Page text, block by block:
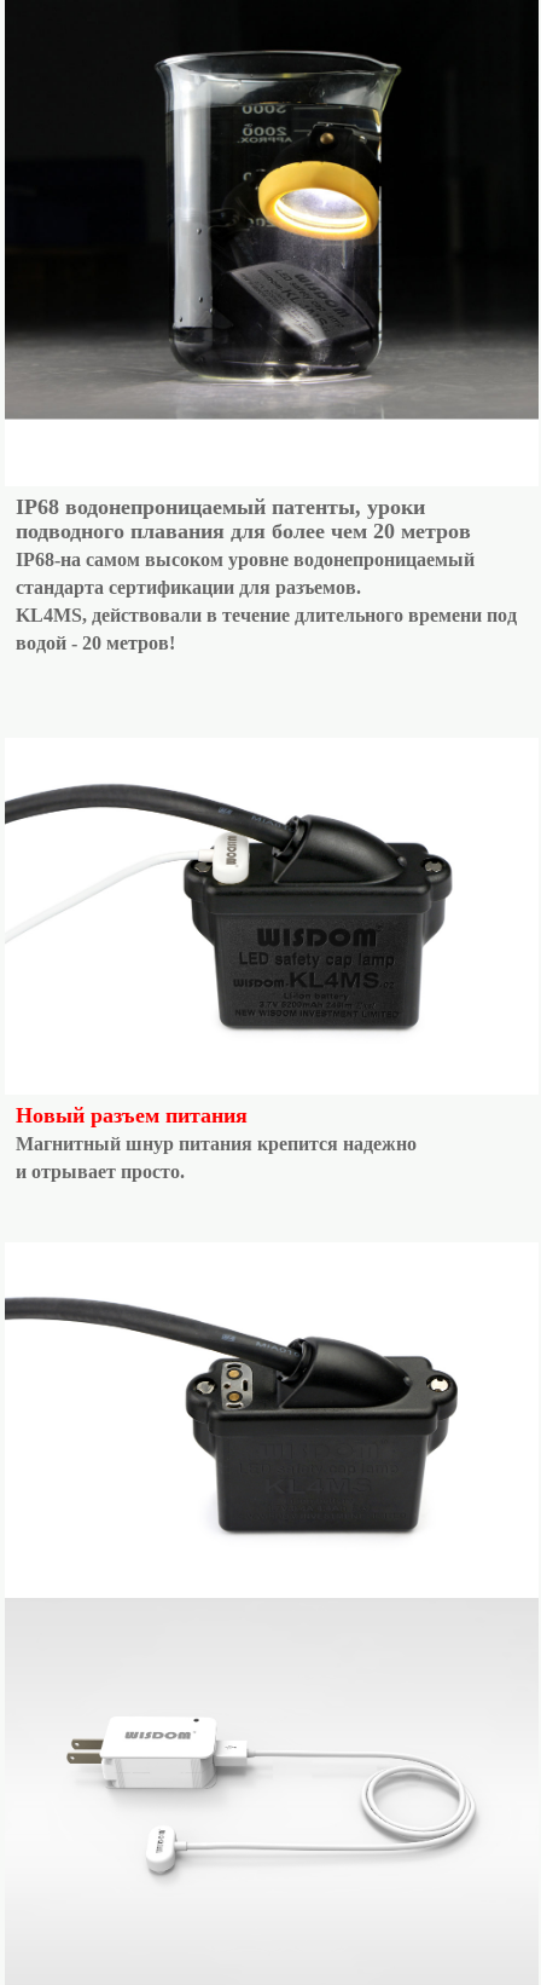
IP68 водонепроницаемый патенты, уроки
подводного плавания для более чем 20 метров
IP68-на самом высоком уровне водонепроницаемый
стандарта сертификации для разъемов.
KL4MS, действовали в течение длительного времени под
водой - 20 метров!
Новый разъем питания
Магнитный шнур питания крепится надежно
и отрывает просто.